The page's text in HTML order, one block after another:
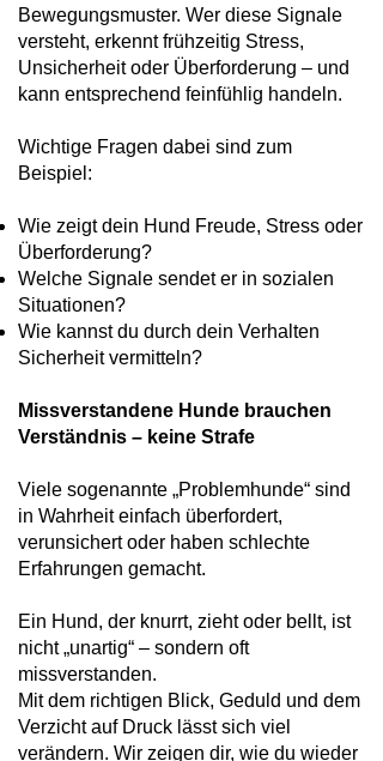
Bewegungsmuster. Wer diese Signale
versteht, erkennt frühzeitig Stress,
Unsicherheit oder Überforderung – und
kann entsprechend feinfühlig handeln.
Wichtige Fragen dabei sind zum
Beispiel:
Wie zeigt dein Hund Freude, Stress oder
Überforderung?
Welche Signale sendet er in sozialen
Situationen?
Wie kannst du durch dein Verhalten
Sicherheit vermitteln?
Missverstandene Hunde brauchen
Verständnis – keine Strafe
Viele sogenannte „Problemhunde“ sind
in Wahrheit einfach überfordert,
verunsichert oder haben schlechte
Erfahrungen gemacht.
Ein Hund, der knurrt, zieht oder bellt, ist
nicht „unartig“ – sondern oft
missverstanden.
Mit dem richtigen Blick, Geduld und dem
Verzicht auf Druck lässt sich viel
verändern. Wir zeigen dir, wie du wieder